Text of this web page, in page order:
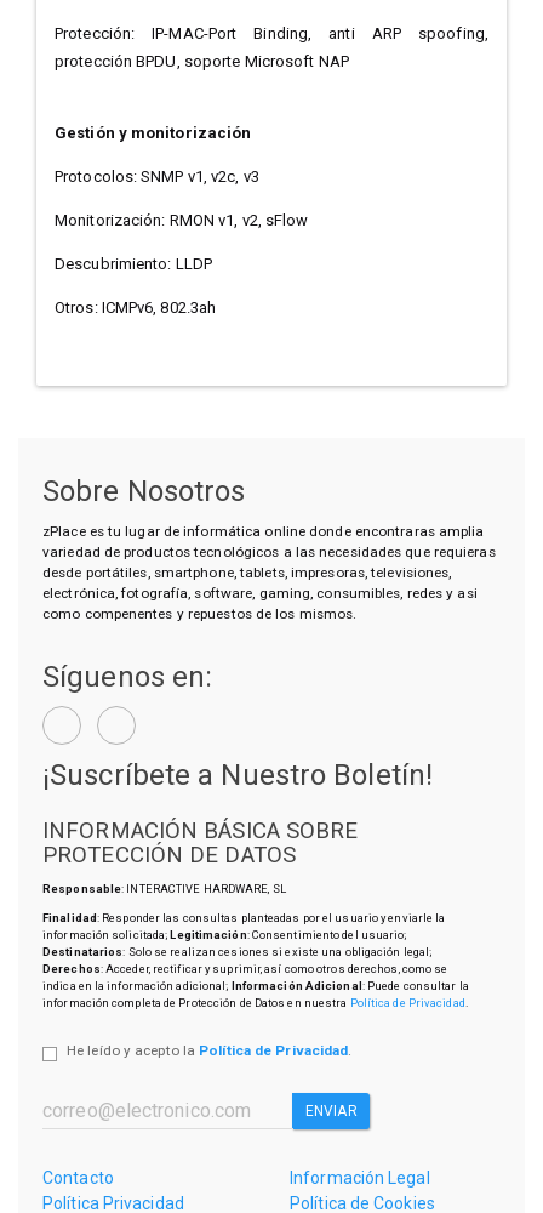
Protección: IP-MAC-Port Binding, anti ARP spoofing,
protección BPDU, soporte Microsoft NAP
Gestión y monitorización
Protocolos: SNMP v1, v2c, v3
Monitorización: RMON v1, v2, sFlow
Descubrimiento: LLDP
Otros: ICMPv6, 802.3ah
Sobre Nosotros
zPlace es tu lugar de informática online donde encontraras amplia
variedad de productos tecnológicos a las necesidades que requieras
desde portátiles, smartphone, tablets, impresoras, televisiones,
electrónica, fotografía, software, gaming, consumibles, redes y asi
como compenentes y repuestos de los mismos.
Síguenos en:
¡Suscríbete a Nuestro Boletín!
INFORMACIÓN BÁSICA SOBRE
PROTECCIÓN DE DATOS
Responsable: INTERACTIVE HARDWARE, SL
Finalidad: Responder las consultas planteadas por el usuario y enviarle la
información solicitada;Legitimación: Consentimiento del usuario;
Destinatarios: Solo se realizan cesiones si existe una obligación legal;
Derechos: Acceder, rectificar y suprimir, así como otros derechos, como se
indica en la información adicional; Información Adicional: Puede consultar la
información completa de Protección de Datos en nuestra Política de Privacidad
He leído y acepto la Política de Privacidad.
ENVIAR
Contacto
Información Legal
Política Privacidad
Política de Cookies